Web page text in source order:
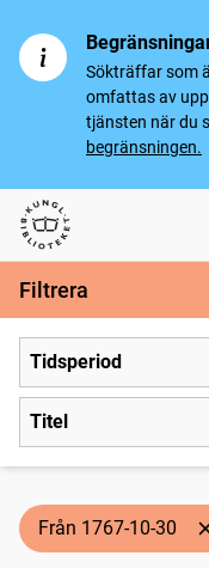
Sökträffar som
omfattas av
tjänsten när du
begränsningen.
Svenska tidningar
Filtrera
Tidsperiod
Titel
Från 1767-10-30